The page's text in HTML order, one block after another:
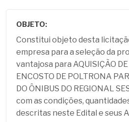
OBJETO:
Constitui objeto desta
empresa para a seleção da
vantajosa para AQUISIÇÃO
ENCOSTO DE POLTRONA
DO ÔNIBUS DO REGIONAL
com as condições,
descritas neste Edital e seus